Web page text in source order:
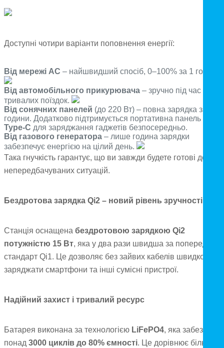
Доступні чотири варіанти поповнення енергії:
Від мережі AC – найшвидший спосіб, 0–100% за 1 годину.
Від автомобільного прикурювача – зручно під час
тривалих поїздок.
Від сонячних панелей (до 220 Вт) – повна зарядка за 1,5
години. Додатково підтримується портативна панель
Type-C для заряджання гаджетів безпосередньо.
Від газового генератора – лише година зарядки
забезпечує енергією на цілий день.
Така гнучкість гарантує, що ви завжди будете готові до
непередбачуваних ситуацій.
Бездротова зарядка Qi2 – новий рівень зручності
Станція оснащена бездротовою зарядкою Qi2
потужністю 15 Вт, яка у два рази швидша за попередній
стандарт Qi1. Це дозволяє без зайвих кабелів швидко
заряджати смартфони та інші сумісні пристрої.
Надійний захист і тривалий ресурс
Батарея виконана за технологією LiFePO4, яка забезпечує
понад 3000 циклів до 80% ємності. Це дорівнює більш